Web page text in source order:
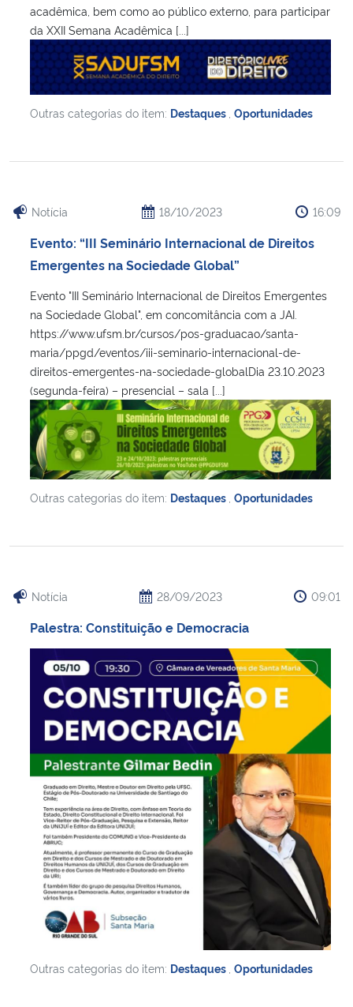
acadêmica, bem como ao público externo, para participar
da XXII Semana Acadêmica [...]
Outras categorias do item: Destaques Oportunidades
Notícia 18/10/2023 16:09
Evento: “III Seminário Internacional de Direitos
Emergentes na Sociedade Global”
Evento "III Seminário Internacional de Direitos Emergentes
na Sociedade Global", em concomitância com a JAI.
https://www.ufsm.br/cursos/pos-graduacao/santa-
maria/ppgd/eventos/iii-seminario-internacional-de-
direitos-emergentes-na-sociedade-globalDia 23.10.2023
(segunda-feira) – presencial – sala [...]
Outras categorias do item: Destaques Oportunidades
Notícia 28/09/2023 09:01
Palestra: Constituição e Democracia
Outras categorias do item: Destaques Oportunidades